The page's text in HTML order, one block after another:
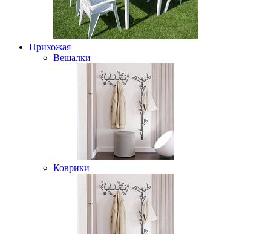
Прихожая
Вешалки
Коврики